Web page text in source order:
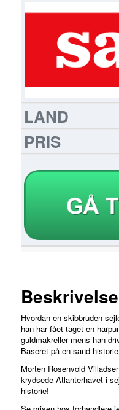
FORHANDLER LAND
Beskrivelse
Hvordan en skibbruden
han har fået taget en
guldmakreller mens han
Baseret på en sand
Morten Rosenvold
krydsede Atlanterhavet i
historie!